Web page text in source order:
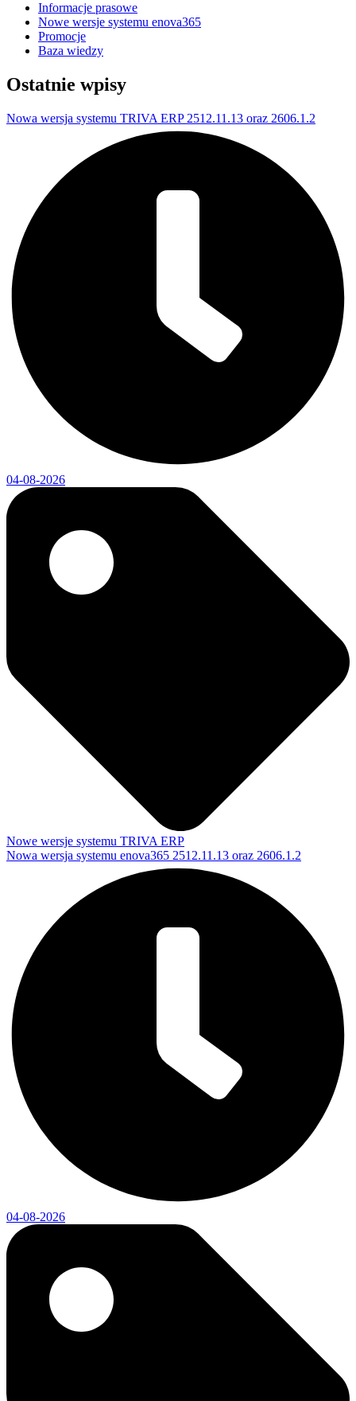
Informacje prasowe
Nowe wersje systemu enova365
Promocje
Baza wiedzy
Ostatnie wpisy
Nowa wersja systemu TRIVA ERP 2512.11.13 oraz 2606.1.2
04-08-2026
Nowe wersje systemu TRIVA ERP
Nowa wersja systemu enova365 2512.11.13 oraz 2606.1.2
04-08-2026